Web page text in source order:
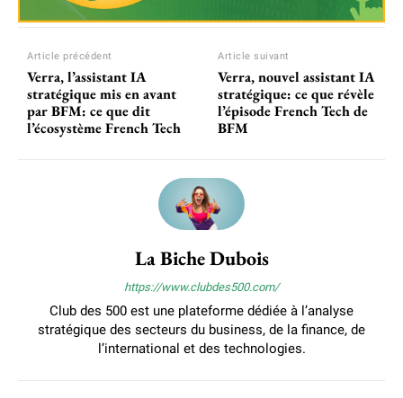
Article précédent
Verra, l’assistant IA
stratégique mis en avant
par BFM: ce que dit
l’écosystème French Tech
Article suivant
Verra, nouvel assistant IA
stratégique: ce que révèle
l’épisode French Tech de
BFM
La Biche Dubois
https://www.clubdes500.com/
Club des 500 est une plateforme dédiée à l’analyse
stratégique des secteurs du business, de la finance, de
l’international et des technologies.